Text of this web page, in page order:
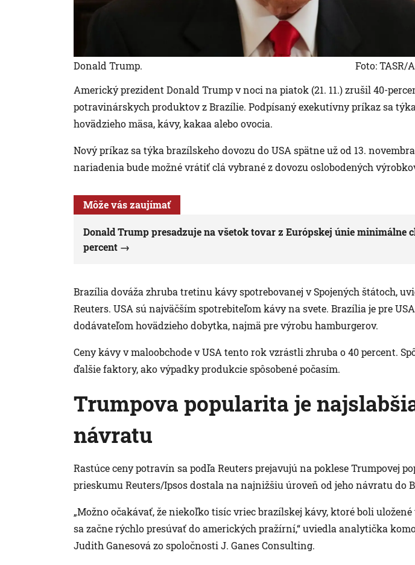
Donald Trump.
Foto: TASR/
Americký prezident Donald Trump v noci na piatok (21. 11.) zrušil 40-
potravinárskych produktov z Brazílie. Podpísaný exekutívny príkaz sa
hovädzieho mäsa, kávy, kakaa alebo ovocia.
Nový príkaz sa týka brazílskeho dovozu do USA spätne už od 13.
nariadenia bude možné vrátiť clá vybrané z dovozu oslobodených
Môže vás zaujímať
Donald Trump presadzuje na všetok tovar z Európskej únie minimálne
percent
Brazília dováža zhruba tretinu kávy spotrebovanej v Spojených štátoch,
Reuters. USA sú najväčším spotrebiteľom kávy na svete. Brazília je pre
dodávateľom hovädzieho dobytka, najmä pre výrobu hamburgerov.
Ceny kávy v maloobchode v USA tento rok vzrástli zhruba o 40 percent.
ďalšie faktory, ako výpadky produkcie spôsobené počasím.
Trumpova popularita je
návratu
Rastúce ceny potravín sa podľa Reuters prejavujú na poklese Trumpovej
prieskumu Reuters/Ipsos dostala na najnižšiu úroveň od jeho návratu do
„Možno očakávať, že niekoľko tisíc vriec brazílskej kávy, ktoré boli
sa začne rýchlo presúvať do amerických pražírní,“ uviedla analytička
Judith Ganesová zo spoločnosti J. Ganes Consulting.